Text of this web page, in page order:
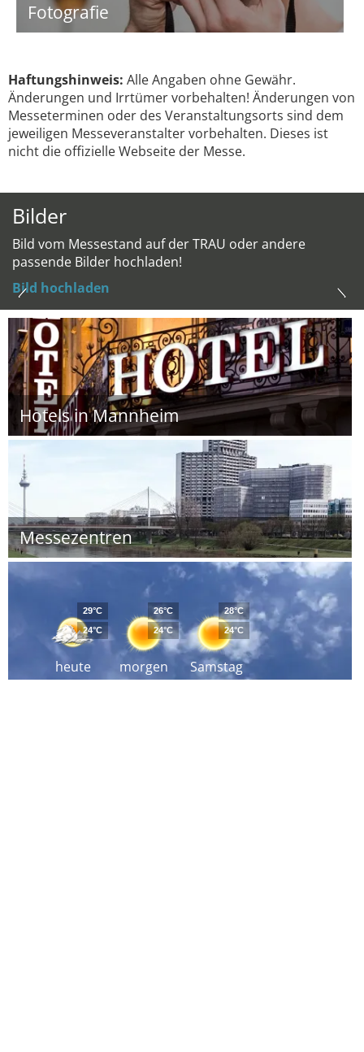
Fotografie
Haftungshinweis: Alle Angaben ohne Gewähr.
Änderungen und Irrtümer vorbehalten! Änderungen von
Messeterminen oder des Veranstaltungsorts sind dem
jeweiligen Messeveranstalter vorbehalten. Dieses ist
nicht die offizielle Webseite der Messe.
Bilder
Bild vom Messestand auf der TRAU oder andere
passende Bilder hochladen!
Bild hochladen
Hotels in Mannheim
Messezentren
heute
29°C
24°C
morgen
26°C
24°C
Samstag
28°C
24°C